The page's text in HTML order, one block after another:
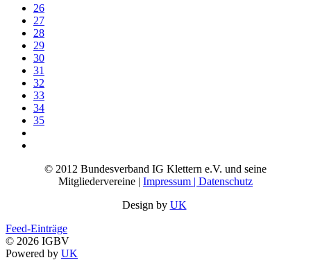
26
27
28
29
30
31
32
33
34
35
© 2012 Bundesverband IG Klettern e.V. und seine
Mitgliedervereine | Impressum | Datenschutz
Design by UK
Feed-Einträge
© 2026 IGBV
Powered by UK